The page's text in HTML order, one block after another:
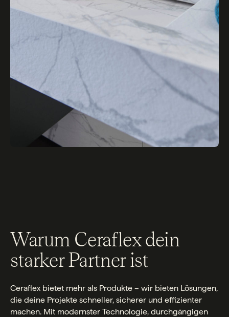
Warum Ceraflex dein
starker Partner ist
Ceraflex bietet mehr als Produkte – wir bieten Lösungen,
die deine Projekte schneller, sicherer und effizienter
machen. Mit modernster Technologie, durchgängigen